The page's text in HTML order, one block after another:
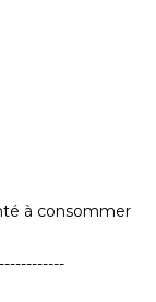
à consommer